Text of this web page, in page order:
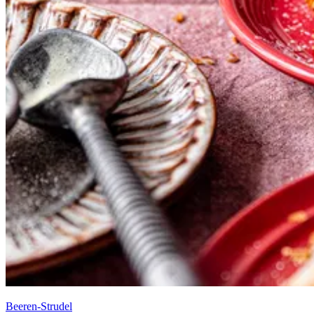
Beeren-Strudel